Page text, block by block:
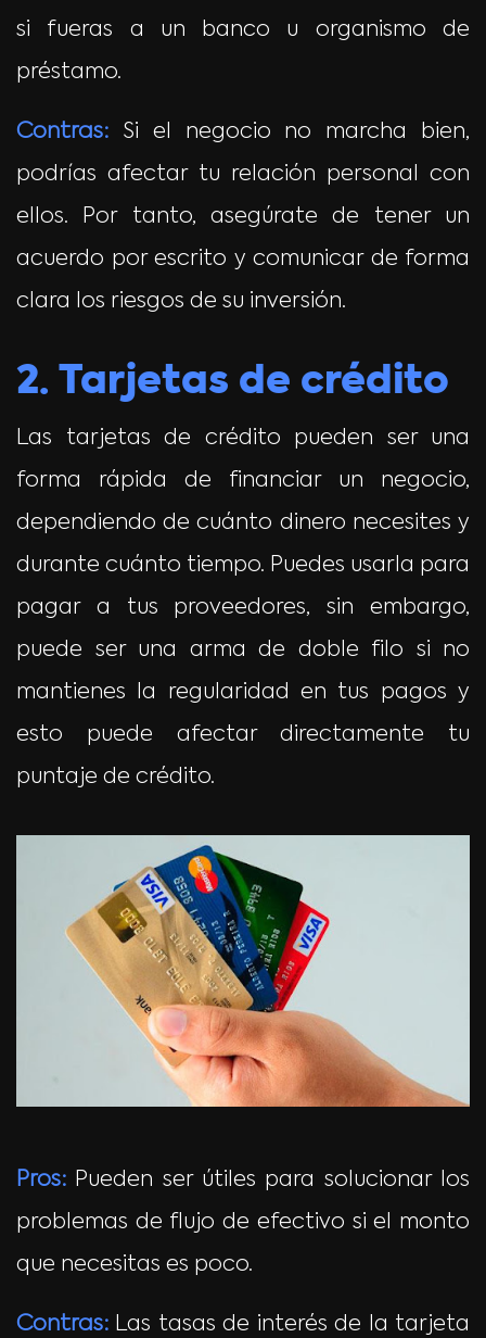
si fueras a un banco u organismo de
préstamo.
Contras: Si el negocio no marcha bien,
podrías afectar tu relación personal con
ellos. Por tanto, asegúrate de tener un
acuerdo por escrito y comunicar de forma
clara los riesgos de su inversión.
2. Tarjetas de crédito
Las tarjetas de crédito pueden ser una
forma rápida de financiar un negocio,
dependiendo de cuánto dinero necesites y
durante cuánto tiempo. Puedes usarla para
pagar a tus proveedores, sin embargo,
puede ser una arma de doble filo si no
mantienes la regularidad en tus pagos y
esto puede afectar directamente tu
puntaje de crédito.
Pros: Pueden ser útiles para solucionar los
problemas de flujo de efectivo si el monto
que necesitas es poco.
Contras: Las tasas de interés de la tarjeta